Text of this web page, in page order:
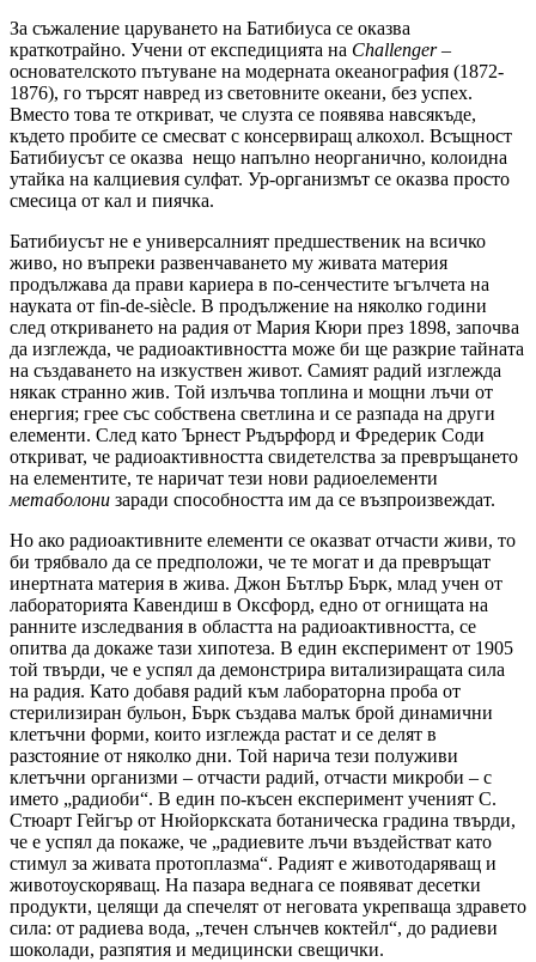
За съжаление царуването на Батибиуса се оказва
краткотрайно. Учени от експедицията на Challenger–
основателското пътуване на модерната океанография (1872-
1876), го търсят навред из световните океани, без успех.
Вместо това те откриват, че слузта се появява навсякъде,
където пробите се смесват с консервиращ алкохол. Всъщност
Батибиусът се оказва нещо напълно неорганично, колоидна
утайка на калциевия сулфат. Ур-организмът се оказва просто
смесица от кал и пиячка.
Батибиусът не е универсалният предшественик на всичко
живо, но въпреки развенчаването му живата материя
продължава да прави кариера в по-сенчестите ъгълчета на
науката от fin-de-siècle. В продължение на няколко години
след откриването на радия от Мария Кюри през 1898, започва
да изглежда, че радиоактивността може би ще разкрие тайната
на създаването на изкуствен живот. Самият радий изглежда
някак странно жив. Той излъчва топлина и мощни лъчи от
енергия; грее със собствена светлина и се разпада на други
елементи. След като Ърнест Ръдърфорд и Фредерик Соди
откриват, че радиоактивността свидетелства за превръщането
на елементите, те наричат тези нови радиоелементи
метаболони заради способността им да се възпроизвеждат.
Но ако радиоактивните елементи се оказват отчасти живи, то
би трябвало да се предположи, че те могат и да превръщат
инертната материя в жива. Джон Бътлър Бърк, млад учен от
лабораторията Кавендиш в Оксфорд, едно от огнищата на
ранните изследвания в областта на радиоактивността, се
опитва да докаже тази хипотеза. В един експеримент от 1905
той твърди, че е успял да демонстрира витализиращата сила
на радия. Като добавя радий към лабораторна проба от
стерилизиран бульон, Бърк създава малък брой динамични
клетъчни форми, които изглежда растат и се делят в
разстояние от няколко дни. Той нарича тези полуживи
клетъчни организми – отчасти радий, отчасти микроби – с
името „радиоби“. В един по-късен експеримент ученият С.
Стюарт Гейгър от Нюйоркската ботаническа градина твърди,
че е успял да покаже, че „радиевите лъчи въздействат като
стимул за живата протоплазма“. Радият е животодаряващ и
животоускоряващ. На пазара веднага се появяват десетки
продукти, целящи да спечелят от неговата укрепваща здравето
сила: от радиева вода, „течен слънчев коктейл“, до радиеви
шоколади, разпятия и медицински свещички.